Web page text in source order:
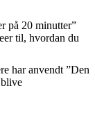
på 20 minutter”
til, hvordan du
har anvendt ”Den